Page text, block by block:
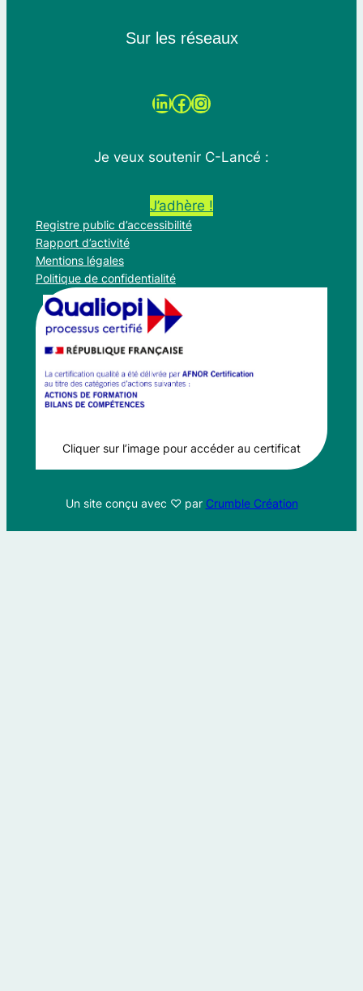
Sur les réseaux
LinkedIn Facebook Instagram
Je veux soutenir C-Lancé :
J’adhère !
Registre public d’accessibilité
Rapport d’activité
Mentions légales
Politique de confidentialité
Cliquer sur l’image pour accéder au certificat
Un site conçu avec ♡ par Crumble Création